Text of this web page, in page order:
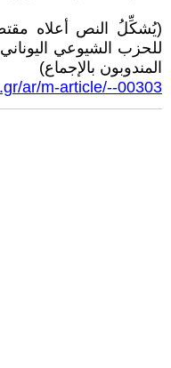
(يُشكِّلُ النص أعلاه
المندوبون بالإجماع)
ar/m-article/--00303